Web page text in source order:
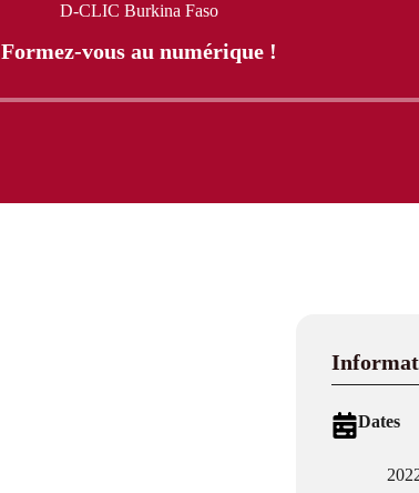
D-CLIC Burkina Faso
Formez-vous au numérique !
Dates